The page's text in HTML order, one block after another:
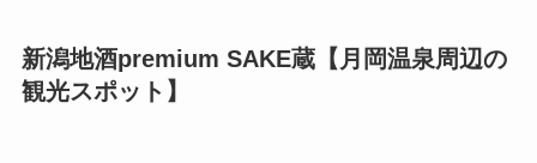
新潟地酒premium SAKE蔵【月岡温泉周辺の
観光スポット】